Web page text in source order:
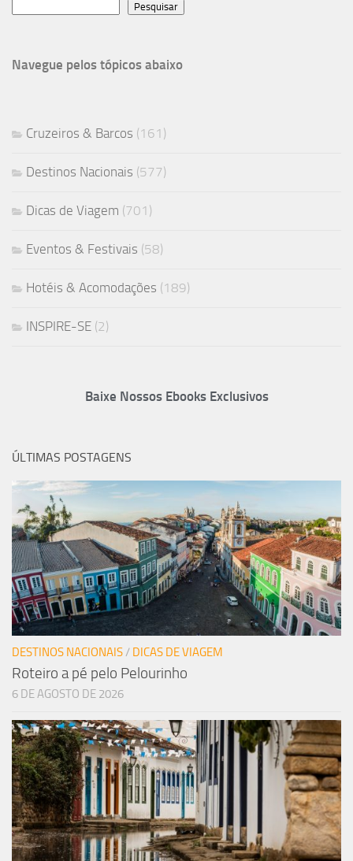
Pesquisar
Navegue pelos tópicos abaixo
Cruzeiros & Barcos (161)
Destinos Nacionais (577)
Dicas de Viagem (701)
Eventos & Festivais (58)
Hotéis & Acomodações (189)
INSPIRE-SE (2)
Baixe Nossos Ebooks Exclusivos
ÚLTIMAS POSTAGENS
DESTINOS NACIONAIS/ DICAS DE VIAGEM
Roteiro a pé pelo Pelourinho
6 DE AGOSTO DE 2026